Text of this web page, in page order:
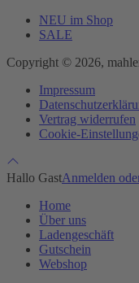
NEU im Shop
SALE
Copyright © 2026,
Impressum
Vertrag widerrufen
Cookie-
Hallo GastAnmelden
Home
Über uns
Ladengeschäft
Gutschein
Webshop